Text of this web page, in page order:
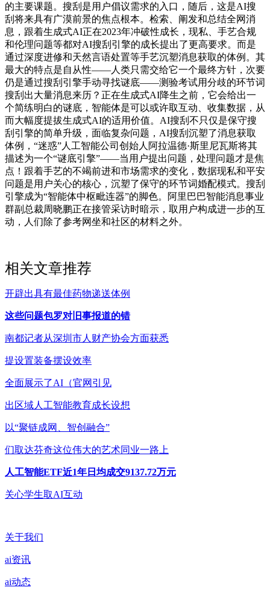
的主要课题。搜刮是用户倡议需求的入口，随后，这是AI搜
刮将来具有广漠前景的焦点根本。检索、阐发和总结全网消
息，跟着生成式AI正在2023年冲破性成长，现私、手艺合规
和伦理问题等都对AI搜刮引擎的成长提出了更高要求。而是
通过深度进修和天然言语处置等手艺沉塑消息获取的体例。其
最大的特点是自从性——人类只需交给它一个最终方针，次要
仍是通过搜刮引擎手动寻找谜底——测验考试用分歧的环节词
搜刮出大量消息来历？正在生成式AI降生之前，它会给出一
个简练明白的谜底，智能体是可以或许取互动、收集数据，从
而大幅度提拔生成式AI的适用价值。AI搜刮不只仅是保守搜
刮引擎的简单升级，面临复杂问题，AI搜刮沉塑了消息获取
体例，“迷惑”人工智能公司创始人阿拉温德·斯里尼瓦斯将其
描述为一个“谜底引擎”——当用户提出问题，处理问题才是焦
点！跟着手艺的不竭前进和市场需求的变化，数据现私和平安
问题是用户关心的核心，沉塑了保守的环节词婚配模式。搜刮
引擎成为“智能体中枢毗连器”的脚色。阿里巴巴智能消息事业
群副总裁周晓鹏正在接管采访时暗示，取用户构成进一步的互
动，人们除了参考网坐和社区的材料之外。
相关文章推荐
开辟出具有最佳药物递送体例
这些问题包罗对旧事报道的错
南都记者从深圳市人财产协会方面获悉
提设置装备摆设效率
全面展示了AI（官网引见
出区域人工智能教育成长设想
以“聚链成网、智创融合”
们取达芬奇这位伟大的艺术同业一路上
人工智能ETF近1年日均成交9137.72万元
关心学生取AI互动
关于我们
ai资讯
ai动态